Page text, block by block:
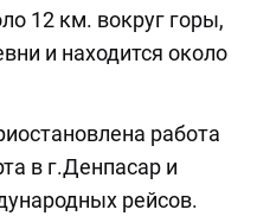
12 км. вокруг горы,
и находится около
работа
в г.Денпасар и
рейсов.